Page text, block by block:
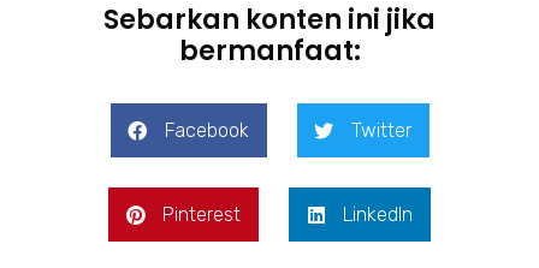
Sebarkan konten ini jika
bermanfaat:
Facebook Twitter
Pinterest LinkedIn